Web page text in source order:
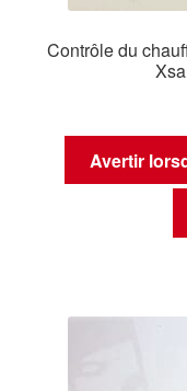
Contrôle du
Avertir